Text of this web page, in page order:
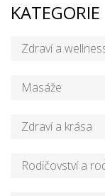
KATEGORIE
Zdraví a
Masáže
Zdraví a krása
Rodičovství a